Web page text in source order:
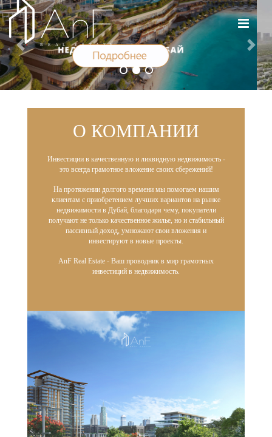
Previous Next
О КОМПАНИИ
Инвестиции в качественную и ликвидную недвижимость -
это всегда грамотное вложение своих сбережений!
На протяжении долгого времени мы помогаем нашим
клиентам с приобретением лучших вариантов на рынке
недвижимости в Дубай, благодаря чему, покупатели
получают не только качественное жилье, но и стабильный
пассивный доход, умножают свои вложения и
инвестируют в новые проекты.
AnF Real Estate - Ваш проводник в мир грамотных
инвестиций в недвижимость.